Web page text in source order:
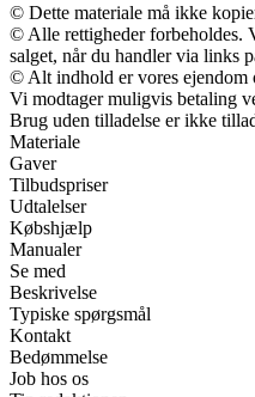
© Dette materiale må ikke
© Alle rettigheder forbeholdes.
salget, når du handler via links
© Alt indhold er vores ejendom
Vi modtager muligvis betaling
Brug uden tilladelse er ikke
Materiale
Gaver
Tilbudspriser
Udtalelser
Købshjælp
Manualer
Se med
Beskrivelse
Typiske spørgsmål
Kontakt
Bedømmelse
Job hos os